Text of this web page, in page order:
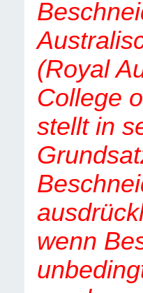
(Royal
College
stellt in
wenn